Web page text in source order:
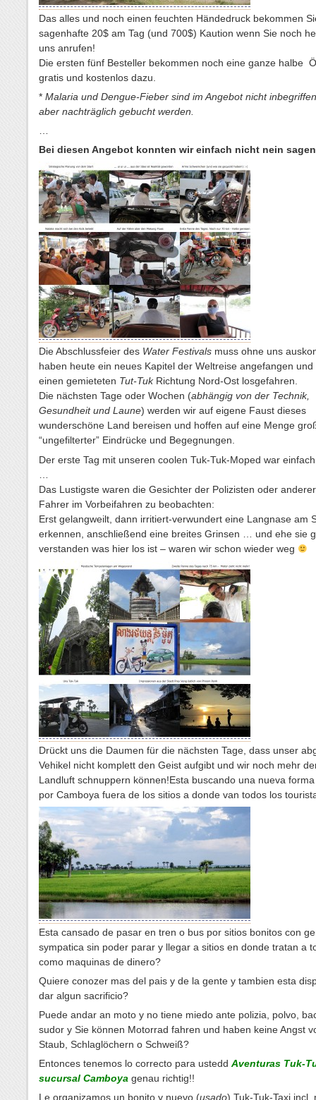
Das alles und noch einen feuchten Händedruck bekommen
sagenhafte 20$ am Tag (und 700$) Kaution wenn Sie noch
uns anrufen!
Die ersten fünf Besteller bekommen noch eine ganze halbe
gratis und kostenlos dazu.
* Malaria und Dengue-Fieber sind im Angebot nicht
aber nachträglich gebucht werden.
Bei diesen Angebot konnten wir einfach nicht nein
Die Abschlussfeier des Water Festivals muss ohne uns
haben heute ein neues Kapitel der Weltreise angefangen und
einen gemieteten Tut-TukRichtung Nord-Ost losgefahren.
Die nächsten Tage oder Wochen (abhängig von der Technik,
Gesundheit und Laune) werden wir auf eigene Faust dieses
wunderschöne Land bereisen und hoffen auf eine Menge
“ungefilterter” Eindrücke und Begegnungen.
Der erste Tag mit unseren coolen Tuk-Tuk-Moped war
Das Lustigste waren die Gesichter der Polizisten oder
Fahrer im Vorbeifahren zu beobachten:
Erst gelangweilt, dann irritiert-verwundert eine Langnase am
erkennen, anschließend eine breites Grinsen … und ehe sie
verstanden was hier los ist – waren wir schon wieder weg
Drückt uns die Daumen für die nächsten Tage, dass unser
Vehikel nicht komplett den Geist aufgibt und wir noch mehr
Landluft schnuppern können!Esta buscando una nueva
por Camboya fuera de los sitios a donde van todos los
Esta cansado de pasar en tren o bus por sitios bonitos con
sympatica sin poder parar y llegar a sitios en donde tratan a
como maquinas de dinero?
Quiere conozer mas del pais y de la gente y tambien esta
dar algun sacrificio?
Puede andar an moto y no tiene miedo ante polizia, polvo,
sudor y Sie können Motorrad fahren und haben keine Angst
Staub, Schlaglöchern o Schweiß?
Entonces tenemos lo correcto para ustedd Aventuras Tuk-
sucursal Camboya genau richtig!!
Le organizamos un bonito y nuevo (usado) Tuk-Tuk-Taxi incl.